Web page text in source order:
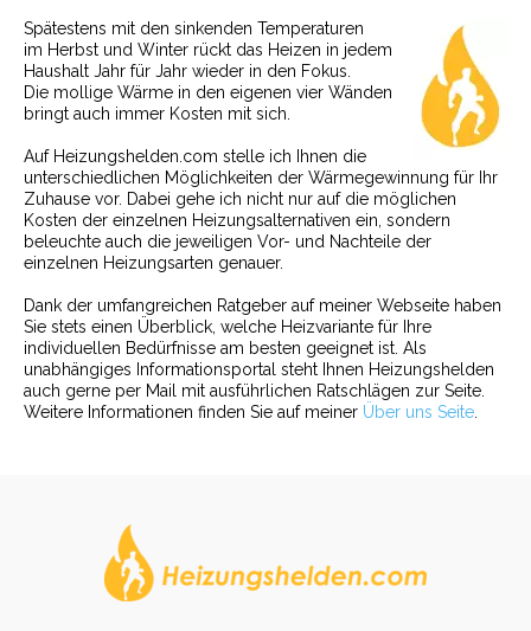
Spätestens mit den sinkenden Temperaturen
im Herbst und Winter rückt das Heizen in jedem
Haushalt Jahr für Jahr wieder in den Fokus.
Die mollige Wärme in den eigenen vier Wänden
bringt auch immer Kosten mit sich.
Auf Heizungshelden.com stelle ich Ihnen die
unterschiedlichen Möglichkeiten der Wärmegewinnung für Ihr
Zuhause vor. Dabei gehe ich nicht nur auf die möglichen
Kosten der einzelnen Heizungsalternativen ein, sondern
beleuchte auch die jeweiligen Vor- und Nachteile der
einzelnen Heizungsarten genauer.
Dank der umfangreichen Ratgeber auf meiner Webseite haben
Sie stets einen Überblick, welche Heizvariante für Ihre
individuellen Bedürfnisse am besten geeignet ist. Als
unabhängiges Informationsportal steht Ihnen Heizungshelden
auch gerne per Mail mit ausführlichen Ratschlägen zur Seite.
Weitere Informationen finden Sie auf meiner Über uns Seite